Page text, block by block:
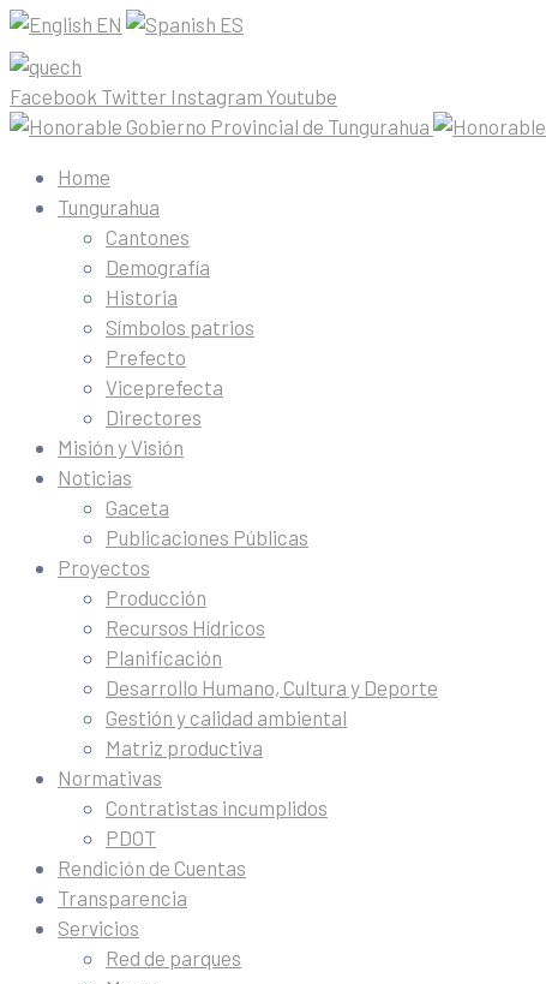
EN ES
Facebook Twitter Instagram Youtube
Home
Tungurahua
Cantones
Demografía
Historia
Símbolos patrios
Prefecto
Viceprefecta
Directores
Misión y Visión
Noticias
Gaceta
Publicaciones Públicas
Proyectos
Producción
Recursos Hídricos
Planificación
Desarrollo Humano, Cultura y Deporte
Gestión y calidad ambiental
Matriz productiva
Normativas
Contratistas incumplidos
PDOT
Rendición de Cuentas
Transparencia
Servicios
Red de parques